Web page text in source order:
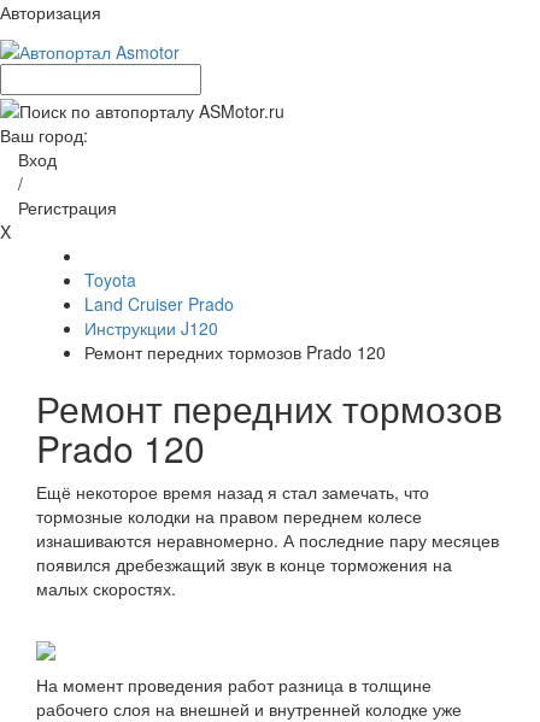
Авторизация
Ваш город:
Вход
/
Регистрация
X
Toyota
Land Cruiser Prado
Инструкции J120
Ремонт передних тормозов Prado 120
Ремонт передних тормозов
Prado 120
Ещё некоторое время назад я стал замечать, что
тормозные колодки на правом переднем колесе
изнашиваются неравномерно. А последние пару месяцев
появился дребезжащий звук в конце торможения на
малых скоростях.
На момент проведения работ разница в толщине
рабочего слоя на внешней и внутренней колодке уже